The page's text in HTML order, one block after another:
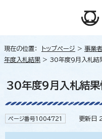
現在の位置： トップページ > 事業
年度入札結果 > 30年度9月入札結
30年度9月入札結果
ページ番号1004721 更新日